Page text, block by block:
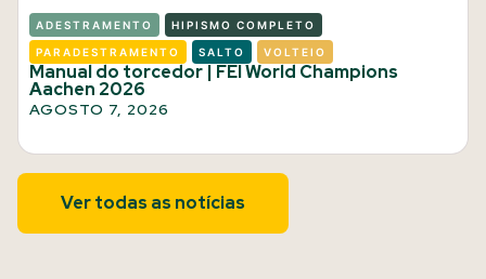
ADESTRAMENTO HIPISMO COMPLETO
PARADESTRAMENTO SALTO VOLTEIO
Manual do torcedor | FEI World Champions
Aachen 2026
AGOSTO 7, 2026
Ver todas as notícias